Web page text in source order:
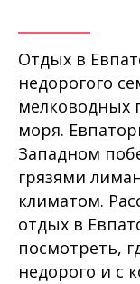
Отдых в
недорогого
мелководных
моря.
Западном
грязями
климатом.
отдых в
посмотреть,
недорого и с